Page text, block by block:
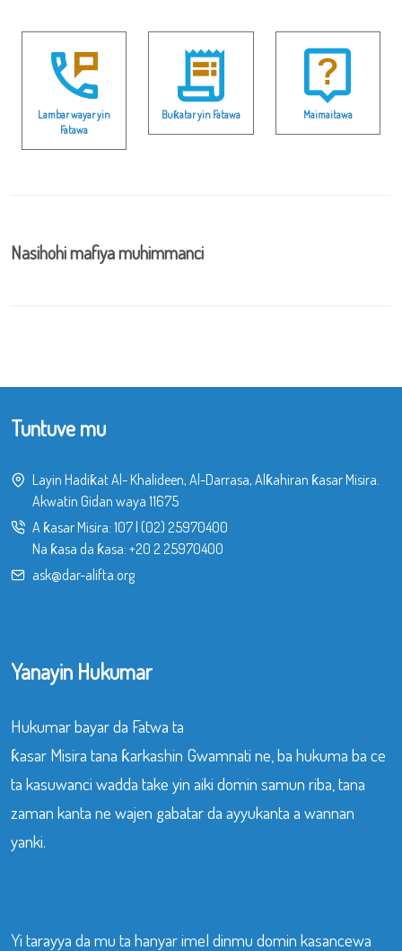
Lambar wayar yin
Fatawa
Buƙatar yin Fatawa Maimaitawa
Nasihohi mafiya muhimmanci
Tuntuve mu
Layin Hadiƙat Al- Khalideen, Al-Darrasa, Alƙahiran ƙasar Misira.
Akwatin Gidan waya 11675
A ƙasar Misira: 107| (02) 25970400
Na ƙasa da ƙasa: +20 2 25970400
ask@dar-alifta.org
Yanayin Hukumar
Hukumar bayar da Fatwa ta
ƙasar Misira tana ƙarkashin Gwamnati ne, ba hukuma ba ce
ta kasuwanci wadda take yin aiki domin samun riba, tana
zaman kanta ne wajen gabatar da ayyukanta a wannan
yanki.
Yi tarayya da mu ta hanyar imel dinmu domin kasancewa